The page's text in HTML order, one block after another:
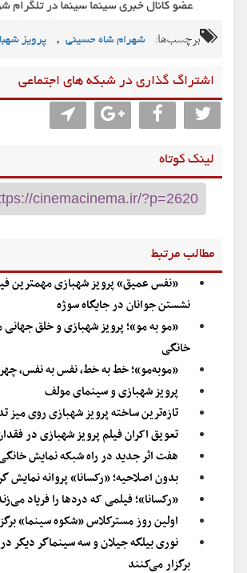
برچسب‌ها: شهرام شاه حسینی , پرویز
اشتراگ گذاری در شبکه های اجتماعی
لینک کوتاه
مطالب مرتبط
«نفس عمیق» پرویز شهبازی مهمترین
نشستن جوانان در جایگاه سوژه
«مو به مو»؛ پرویز شهبازی و خلق
خانگی
«موبه‌مو»؛ خط به خط، نفس به نفس،
پرویز شهبازی و سینمای مولف
تازه‌ترین ساخته پرویز شهبازی روی میز
تعویق اکران فیلم پرویز شهبازی در
هفت اثر جدید در راه شبکه نمایش
بدون اصلاحیه؛ «رکسانا» پروانه نمایش
«رکسانا»؛ فیلمی که دردها را فریاد
اولین روز مسترکلاس «شکوه سینما»
نوری بیلگه جیلان و سه سینماگر دیگر
برگزار می‌کنند